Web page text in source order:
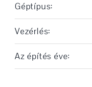
Géptípus:
Vezérlés:
Az építés éve: